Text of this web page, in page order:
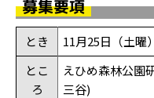
募集要項
とき
11月25日（土曜
とこ
ろ
えひめ森林公園
三谷)